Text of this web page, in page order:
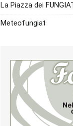
La Piazza dei
Meteofungiat